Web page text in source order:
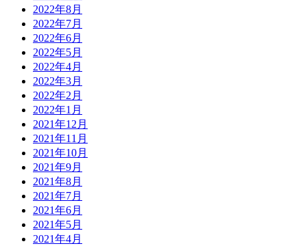
2022年8月
2022年7月
2022年6月
2022年5月
2022年4月
2022年3月
2022年2月
2022年1月
2021年12月
2021年11月
2021年10月
2021年9月
2021年8月
2021年7月
2021年6月
2021年5月
2021年4月